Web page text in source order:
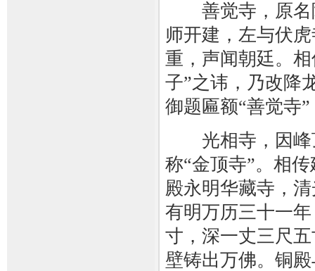
善觉寺，原名
师开建，左与伏
重，声闻朝廷。
子”之讳，乃改降
御题匾额“善觉寺
光相寺，因峰
称“金顶寺”。相
殿永明华藏寺，
有明万历三十一
寸，深一丈三尺
壁铸出万佛。铜